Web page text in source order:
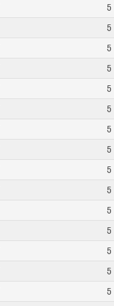
5
5
5
5
5
5
5
5
5
5
5
5
5
5
5